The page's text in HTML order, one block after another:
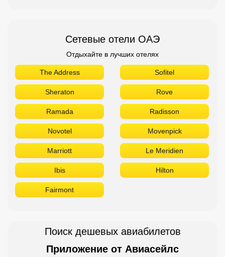
Сетевые отели ОАЭ
Отдыхайте в лучших отелях
The Address Sofitel
Sheraton Rove
Ramada Radisson
Novotel Movenpick
Marriott Le Meridien
Ibis Hilton
Fairmont
Поиск дешевых авиабилетов
Приложение от Авиасейлс